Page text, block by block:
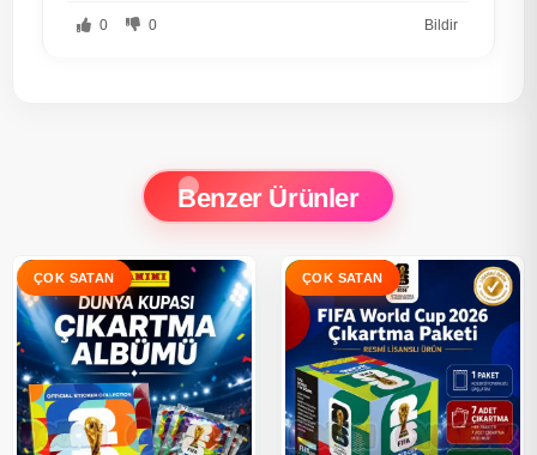
0 0 Bildir
Benzer Ürünler